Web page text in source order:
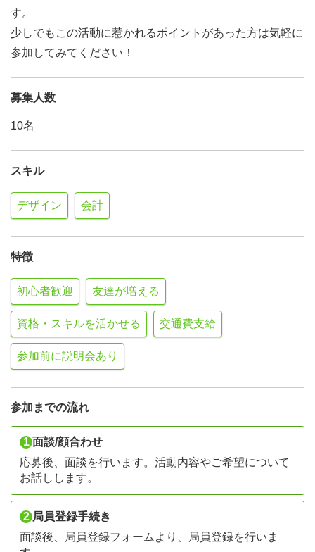
す。
少しでもこの活動に惹かれるポイントがあった方は気軽に
参加してみてください！
募集人数
10名
スキル
デザイン 会計
特徴
初心者歓迎 友達が増える
資格・スキルを活かせる 交通費支給
参加前に説明会あり
参加までの流れ
1 面談/顔合わせ
応募後、面談を行います。活動内容やご希望について
お話しします。
2 局員登録手続き
面談後、局員登録フォームより、局員登録を行いま